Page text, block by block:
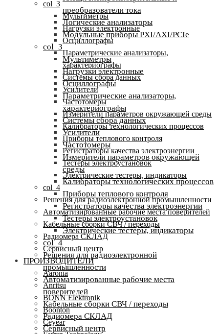
col_3
Мультиметры
Нагрузки электронные
Осциллографы
Параметрические анализаторы,
характериографы
Системы сбора данных
Усилители
Частотомеры
Измерители параметров окружающей среды
Калибраторы технологических процессов
Приборы теплового контроля
Регистраторы качества электроэнергии
Тестеры электроустановок
Электрические тестеры, индикаторы
col_4
Решения для радиоэлектронной промышленности
Автоматизированные рабочие места поверителей
Кабельные сборки СВЧ / переходы
Радиомера СКЛАД
Сервисный центр
ПРОИЗВОДИТЕЛИ
Aaronia
Anritsu
BONN Elektronik
Boonton
Ceyear
преобразователи тока
Логические анализаторы
Модульные приборы PXI/AXI/PCIe
col_3
Мультиметры
Нагрузки электронные
Осциллографы
Параметрические анализаторы,
характериографы
Системы сбора данных
Усилители
Частотомеры
Измерители параметров окружающей
среды
Калибраторы технологических процессов
Приборы теплового контроля
Регистраторы качества электроэнергии
Тестеры электроустановок
Электрические тестеры, индикаторы
col_4
Решения для радиоэлектронной
промышленности
Автоматизированные рабочие места
поверителей
Кабельные сборки СВЧ / переходы
Радиомера СКЛАД
Сервисный центр